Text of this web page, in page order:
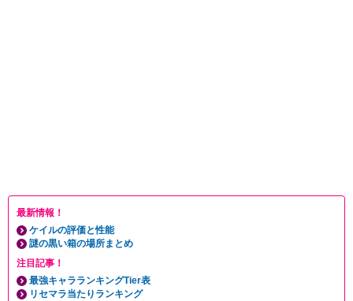
最新情報！
ケイルの評価と性能
謎の黒い箱の場所まとめ
注目記事！
最強キャラランキングTier表
リセマラ当たりランキング